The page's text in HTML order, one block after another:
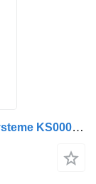
Pompe de direction assistée ZF Lenksysteme KS00001401 pour camion Mercedes-Benz ACTROS